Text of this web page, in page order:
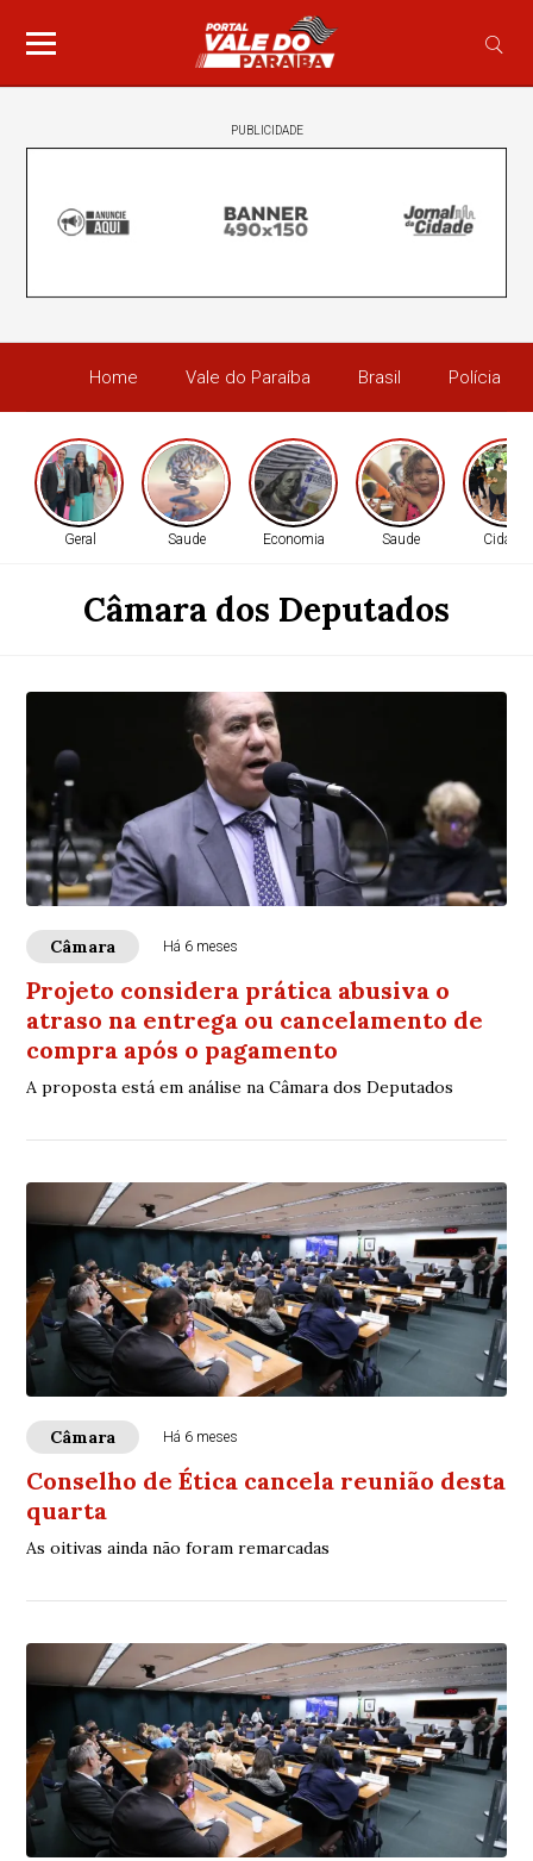
PUBLICIDADE
Home Vale do Paraíba Brasil Polícia
Geral Saude Economia Saude Cidades
Câmara dos Deputados
Câmara Há 6 meses
Projeto considera prática abusiva o
atraso na entrega ou cancelamento de
compra após o pagamento
A proposta está em análise na Câmara dos Deputados
Câmara Há 6 meses
Conselho de Ética cancela reunião desta
quarta
As oitivas ainda não foram remarcadas